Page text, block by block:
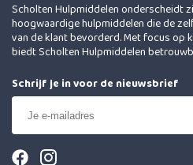
Scholten Hulpmiddelen onderscheidt
hoogwaardige hulpmiddelen die de
van de klant bevorderd. Met focus op
biedt Scholten Hulpmiddelen
Schrijf je in voor de nieuwsbrief